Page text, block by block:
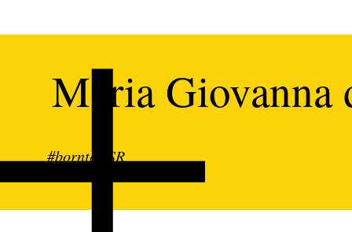
Maria Giovanna
#borntoCSR